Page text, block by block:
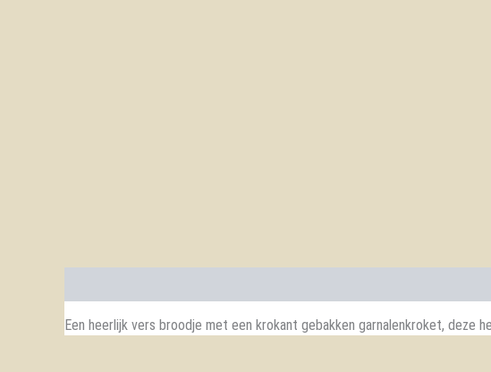
Een heerlijk vers broodje met een krokant gebakken garnalenkroket, deze